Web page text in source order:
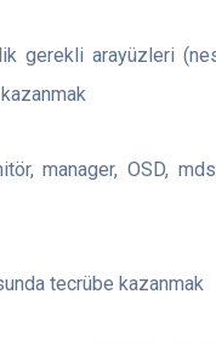
gerekli arayüzleri
manager, OSD,
tecrübe kazanmak